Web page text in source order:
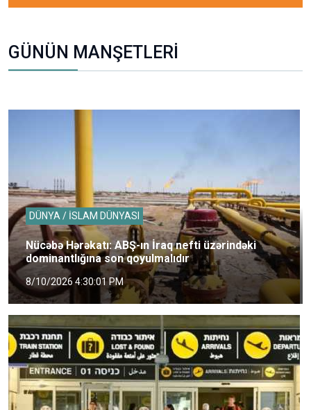
GÜNÜN MANŞETLERİ
DÜNYA / İSLAM DÜNYASI
Nücəbə Hərəkatı: ABŞ-ın İraq nefti üzərindəki
dominantlığına son qoyulmalıdır
8/10/2026 4:30:01 PM